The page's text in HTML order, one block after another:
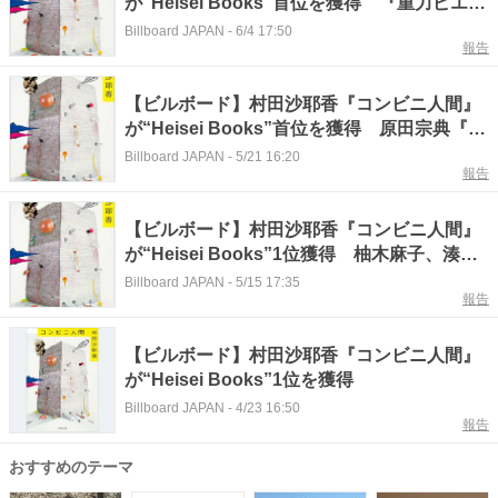
ロ』が6位に初登場
Billboard JAPAN - 6/4 17:50
報告
【ビルボード】村田沙耶香『コンビニ人間』
が“Heisei Books”首位を獲得 原田宗典『旅
の短篇集 春夏』が急上昇
Billboard JAPAN - 5/21 16:20
報告
【ビルボード】村田沙耶香『コンビニ人間』
が“Heisei Books”1位獲得 柚木麻子、湊か
なえが続く
Billboard JAPAN - 5/15 17:35
報告
【ビルボード】村田沙耶香『コンビニ人間』
が“Heisei Books”1位を獲得
Billboard JAPAN - 4/23 16:50
報告
おすすめのテーマ